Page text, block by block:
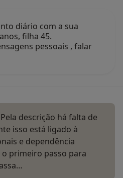
diário com a sua
filha 45.
pessoais , falar
descrição há falta de
isso está ligado à
e dependência
o primeiro passo para